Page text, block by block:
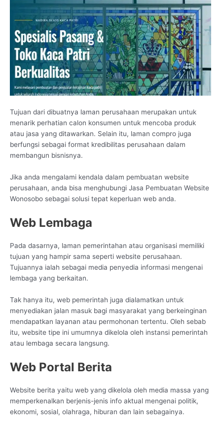
Tujuan dari dibuatnya laman perusahaan merupakan untuk
menarik perhatian calon konsumen untuk mencoba produk
atau jasa yang ditawarkan. Selain itu, laman compro juga
berfungsi sebagai format kredibilitas perusahaan dalam
membangun bisnisnya.
Jika anda mengalami kendala dalam pembuatan website
perusahaan, anda bisa menghubungi Jasa Pembuatan Website
Wonosobo sebagai solusi tepat keperluan web anda.
Web Lembaga
Pada dasarnya, laman pemerintahan atau organisasi memiliki
tujuan yang hampir sama seperti website perusahaan.
Tujuannya ialah sebagai media penyedia informasi mengenai
lembaga yang berkaitan.
Tak hanya itu, web pemerintah juga dialamatkan untuk
menyediakan jalan masuk bagi masyarakat yang berkeinginan
mendapatkan layanan atau permohonan tertentu. Oleh sebab
itu, website tipe ini umumnya dikelola oleh instansi pemerintah
atau lembaga secara langsung.
Web Portal Berita
Website berita yaitu web yang dikelola oleh media massa yang
memperkenalkan berjenis-jenis info aktual mengenai politik,
ekonomi, sosial, olahraga, hiburan dan lain sebagainya.